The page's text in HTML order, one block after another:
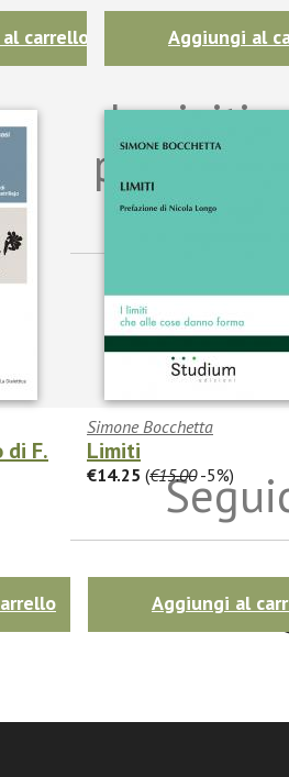
carrello Aggiungi al
F.
Simone Bocchetta
Limiti
€14.25 (€15.00-5%)
Aggiungi al
Iscriviti
per
sulle